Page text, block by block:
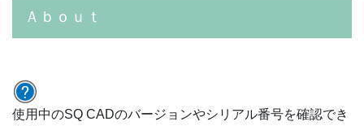
Ａｂｏｕｔ
使用中のSQ CADのバージョンやシリアル番号を確認でき